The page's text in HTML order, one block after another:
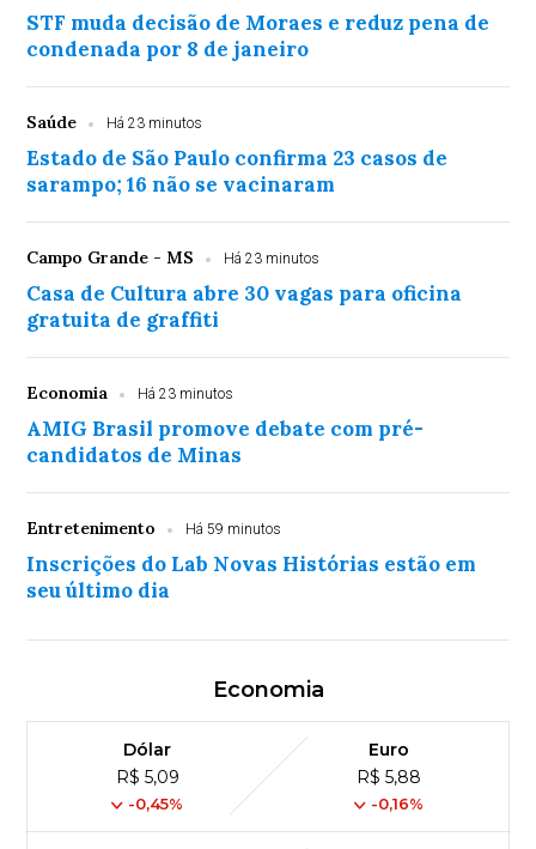
STF muda decisão de Moraes e reduz pena de
condenada por 8 de janeiro
Saúde Há 23 minutos
Estado de São Paulo confirma 23 casos de
sarampo; 16 não se vacinaram
Campo Grande - MS Há 23 minutos
Casa de Cultura abre 30 vagas para oficina
gratuita de graffiti
Economia Há 23 minutos
AMIG Brasil promove debate com pré-
candidatos de Minas
Entretenimento Há 59 minutos
Inscrições do Lab Novas Histórias estão em
seu último dia
Economia
Dólar
R$ 5,09
-0,45%
Euro
R$ 5,88
-0,16%